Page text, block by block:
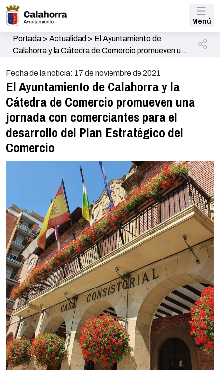
Menú
Portada> Actualidad > El Ayuntamiento de
Calahorra y la Cátedra de Comercio promueven una
Plan Estratégico del Comercio
Fecha de la noticia: 17 de noviembre de 2021
El Ayuntamiento de Calahorra y la
Cátedra de Comercio promueven una
jornada con comerciantes para el
desarrollo del Plan Estratégico del
Comercio